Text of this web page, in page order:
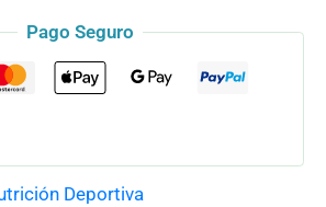
Pago Seguro
Deportiva